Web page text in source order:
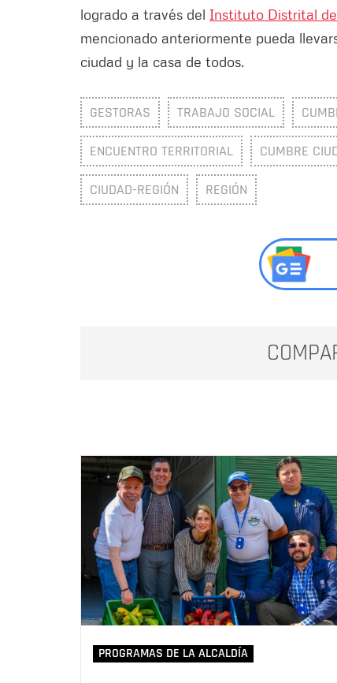
logrado a través del Instituto Distrital
mencionado anteriormente pueda
ciudad y la casa de todos.
GESTORAS TRABAJO SOCIAL
ENCUENTRO TERRITORIAL CUMBRE
CIUDAD-REGIÓN REGIÓN
PROGRAMAS DE LA ALCALDÍA